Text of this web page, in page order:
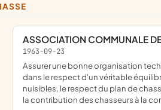
ASSOCIATION COMMUNALE
1963-09-23
assurer une bonne organisation technique de la chasse, favoriser sur son territoire le développement du gibier et de la faune sauvage
dans le respect d'un véritable
nuisibles, le respect du plan de
la contribution des chasseurs à la